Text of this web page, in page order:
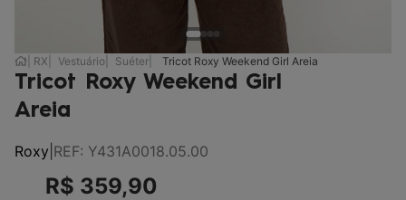
RX Vestuário Suéter Tricot Roxy Weekend Girl Areia
Tricot Roxy Weekend Girl
Areia
Roxy REF: Y431A0018.05.00
R$ 359,90